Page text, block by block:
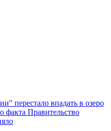
перестало впадать в озеро
факта Правительство